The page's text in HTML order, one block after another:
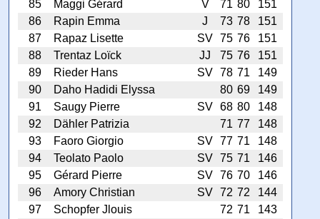
85
Maggi Gérard V 71 80
151
86
Rapin Emma J 73 78
151
87
Rapaz Lisette SV 75 76
151
88
Trentaz Loïck JJ 75 76
151
89
Rieder Hans SV 78 71
149
90
Daho Hadidi Elyssa 80 69
149
91
Saugy Pierre SV 68 80
148
92
Dähler Patrizia 71 77
148
93
Faoro Giorgio SV 77 71
148
94
Teolato Paolo SV 75 71
146
95
Gérard Pierre SV 76 70
146
96
Amory Christian SV 72 72
144
97
Schopfer Jlouis 72 71
143